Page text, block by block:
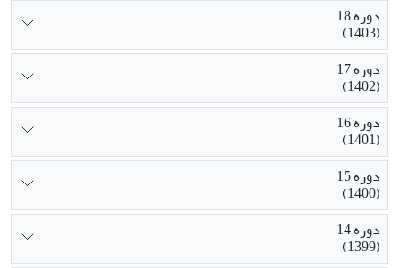
دوره 18
(1403)
دوره 17
(1402)
دوره 16
(1401)
دوره 15
(1400)
دوره 14
(1399)